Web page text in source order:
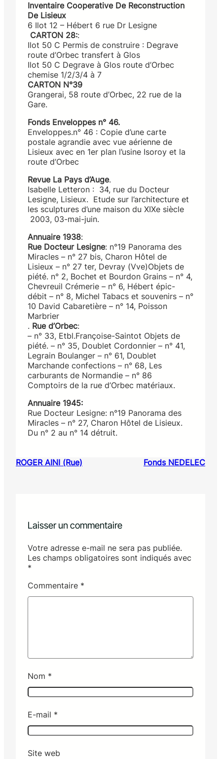
Inventaire Cooperative De Reconstruction
De Lisieux
6 Ilot 12 – Hébert 6 rue Dr Lesigne
CARTON 28::
Ilot 50 C Permis de construire : Degrave
route d’Orbec transfert à Glos
Ilot 50 C Degrave à Glos route d’Orbec
chemise 1/2/3/4 à 7
CARTON N°39
Grangerai, 58 route d’Orbec, 22 rue de la
Gare.
Fonds Enveloppes n° 46.
Enveloppes.n° 46 : Copie d’une carte
postale agrandie avec vue aérienne de
Lisieux avec en 1er plan l’usine Isoroy et la
route d’Orbec
Revue La Pays d’Auge.
Isabelle Letteron : 34, rue du Docteur
Lesigne, Lisieux. Etude sur l’architecture et
les sculptures d’une maison du XIXe siècle
2003, 03-mai-juin.
Annuaire 1938:
Rue Docteur Lesigne: n°19 Panorama des
Miracles – n° 27 bis, Charon Hôtel de
Lisieux – n° 27 ter, Devray (Vve)Objets de
piété. n° 2, Bochet et Bourdon Grains – n° 4,
Chevreuil Crémerie – n° 6, Hébert épic-
débit – n° 8, Michel Tabacs et souvenirs – n°
10 David Cabaretière – n° 14, Poisson
Marbrier
. Rue d’Orbec:
– n° 33, Etbl.Françoise-Saintot Objets de
piété. – n° 35, Doublet Cordonnier – n° 41,
Legrain Boulanger – n° 61, Doublet
Marchande confections – n° 68, Les
carburants de Normandie – n° 86
Comptoirs de la rue d’Orbec matériaux.
Annuaire 1945:
Rue Docteur Lesigne: n°19 Panorama des
Miracles – n° 27, Charon Hôtel de Lisieux.
Du n° 2 au n° 14 détruit.
ROGER AINI (Rue) Fonds NEDELEC
Laisser un commentaire
Votre adresse e-mail ne sera pas publiée.
Les champs obligatoires sont indiqués avec
*
Commentaire *
Nom *
E-mail *
Site web